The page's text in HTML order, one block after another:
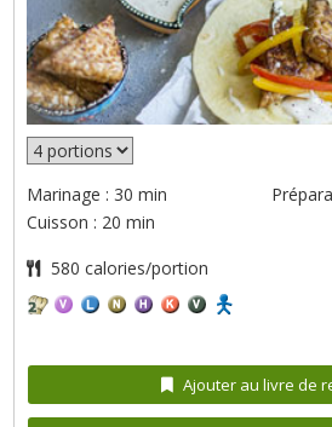
Marinage : 30 min
Cuisson : 20 min
580 calories/portion
Ajouter au livre de